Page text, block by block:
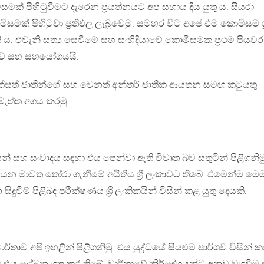
පිහිටුවීමට දැරෙන ප්‍රයත්නයට අප සහාය දිය යුතු ය. සියරා
පිහිටුවා ප්‍රතිඑල ලැබූවෙමු. සමහර විට අපේ එම කොමිසම
ය. එවැනි සත්‍ය සෙවීමේ සහ සංහිදියාවේ කොමිසමක ප්‍රථම පියවර
සහ සහයෝගයයි.
ජාතින්ගේ සහ වෙනත් අන්තර් ජාතික ආයතන සමඟ කටුයතු
අගය කරමු.
සහ සංවාදය සඳහා එය පෙන්වා ඇති විවෘත බව සතුටින්
තෝරා ගැනීමේ අයිතිය ශ්‍රී ලංකාවට තිබේ. එමෙන්ම
සිදුවීම් පිළිබඳ පරීක්ෂණය ශ්‍රී ලංකිකයින් විසින් කළ යුතු දෙයකි.
අපි ඉහළින් පිළිගනිමු. එය යුද්ධයේ සියළුම පාර්ශව විසින්